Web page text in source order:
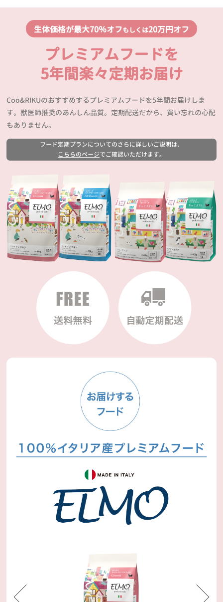
生体価格が最大70％オフもしくは20万円オフ
プレミアムフードを
5年間楽々定期お届け
Coo&RIKUのおすすめするプレミアムフードを5年間お届けしま
す。獣医師推奨のあんしん品質。定期配送だから、買い忘れの心配
もありません。
フード定期プランについてのさらに詳しいご説明は、
こちらのページでご確認いただけます。